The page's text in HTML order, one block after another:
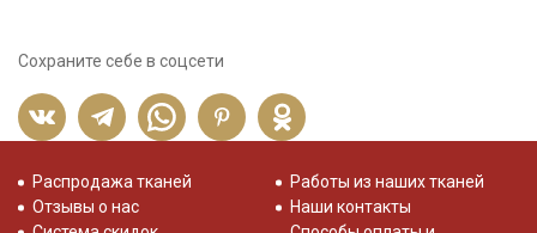
Сохраните себе в соцсети
Распродажа тканей
Отзывы о нас
Работы из наших тканей
Наши контакты